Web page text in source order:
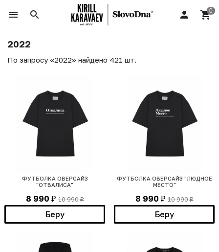
2022
По запросу «2022» найдено 421 шт.
ФУТБОЛКА ОВЕРСАЙЗ
"ОТВАЛИСА"
8 990 ₽ 10 990₽
Беру
ФУТБОЛКА ОВЕРСАЙЗ "ЛЮДНОЕ
МЕСТО"
8 990 ₽ 10 990₽
Беру